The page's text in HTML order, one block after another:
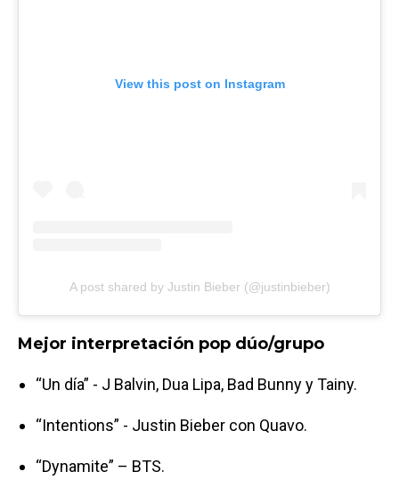
View this post on Instagram
A post shared by Justin Bieber (@justinbieber)
Mejor interpretación pop dúo/grupo
“Un día” - J Balvin, Dua Lipa, Bad Bunny y Tainy.
“Intentions” - Justin Bieber con Quavo.
“Dynamite” – BTS.